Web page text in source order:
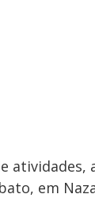
atividades,
em